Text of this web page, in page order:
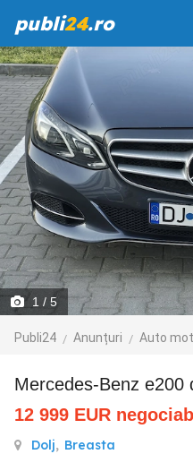
publi24.ro
1 / 5
Publi24 Anunțuri Auto
Mercedes-Benz e200
12 999 EUR
Dolj, Breasta